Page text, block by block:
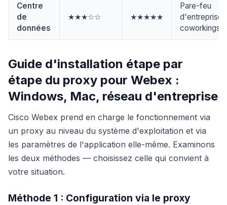
Centre
de
données
★★★☆☆ ★★★★★
Pare-feu
d'entreprise,
coworkings
Guide d'installation étape par
étape du proxy pour Webex :
Windows, Mac, réseau d'entreprise
Cisco Webex prend en charge le fonctionnement via
un proxy au niveau du système d'exploitation et via
les paramètres de l'application elle-même. Examinons
les deux méthodes — choisissez celle qui convient à
votre situation.
Méthode 1 : Configuration via le proxy